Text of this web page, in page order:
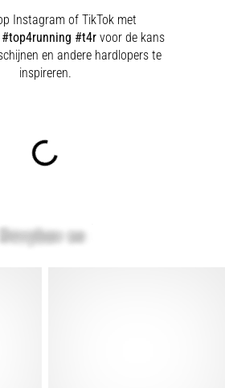
Instagram of TikTok met
#t4rvoor de kans
en andere hardlopers te
inspireren.